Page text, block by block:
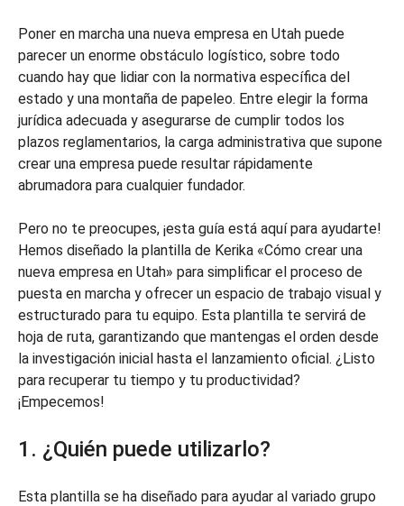
Poner en marcha una nueva empresa en Utah puede
parecer un enorme obstáculo logístico, sobre todo
cuando hay que lidiar con la normativa específica del
estado y una montaña de papeleo. Entre elegir la forma
jurídica adecuada y asegurarse de cumplir todos los
plazos reglamentarios, la carga administrativa que supone
crear una empresa puede resultar rápidamente
abrumadora para cualquier fundador.
Pero no te preocupes, ¡esta guía está aquí para ayudarte!
Hemos diseñado la plantilla de Kerika «Cómo crear una
nueva empresa en Utah» para simplificar el proceso de
puesta en marcha y ofrecer un espacio de trabajo visual y
estructurado para tu equipo. Esta plantilla te servirá de
hoja de ruta, garantizando que mantengas el orden desde
la investigación inicial hasta el lanzamiento oficial. ¿Listo
para recuperar tu tiempo y tu productividad?
¡Empecemos!
1. ¿Quién puede utilizarlo?
Esta plantilla se ha diseñado para ayudar al variado grupo